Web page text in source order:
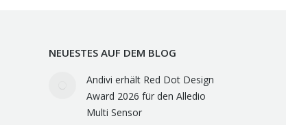
NEUESTES AUF DEM BLOG
Andivi erhält Red Dot Design
Award 2026 für den Alledio
Multi Sensor